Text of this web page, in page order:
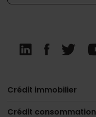
Crédit immobilier
Crédit consommation